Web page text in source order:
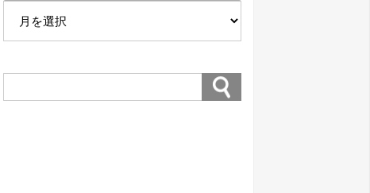
カ
ブ